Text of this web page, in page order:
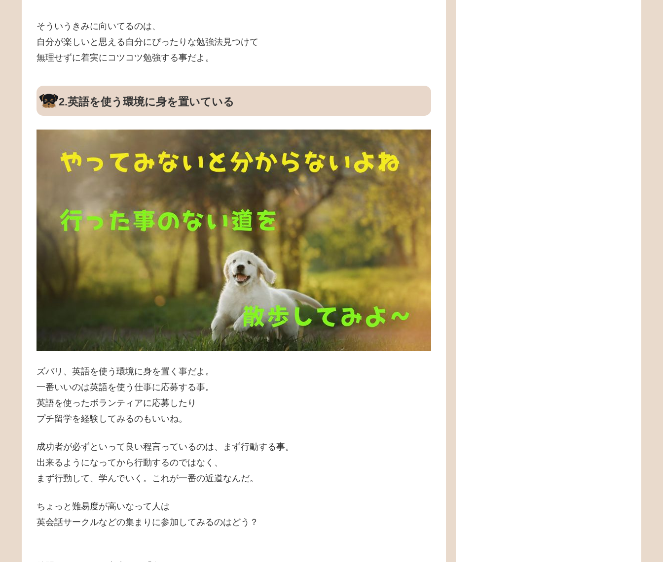
そういうきみに向いてるのは、
自分が楽しいと思える自分にぴったりな勉強法見つけて
無理せずに着実にコツコツ勉強する事だよ。
2.英語を使う環境に身を置いている
ズバリ、英語を使う環境に身を置く事だよ。
一番いいのは英語を使う仕事に応募する事。
英語を使ったボランティアに応募したり
プチ留学を経験してみるのもいいね。
成功者が必ずといって良い程言っているのは、まず行動する事。
出来るようになってから行動するのではなく、
まず行動して、学んでいく。これが一番の近道なんだ。
ちょっと難易度が高いなって人は
英会話サークルなどの集まりに参加してみるのはどう？